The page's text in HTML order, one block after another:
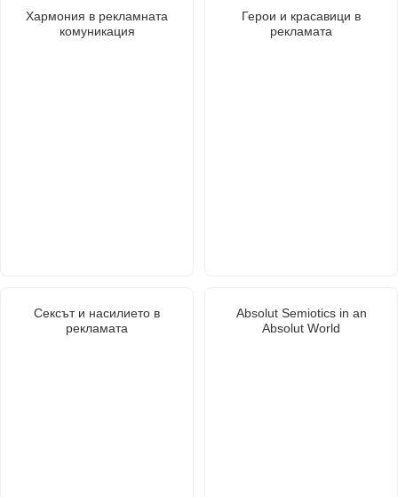
Хармония в рекламната
комуникация
Герои и красавици в
рекламата
Сексът и насилието в
рекламата
Absolut Semiotics in an
Absolut World